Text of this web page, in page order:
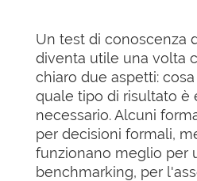
Un test di conoscenza
diventa utile una volta
chiaro due aspetti:
quale tipo di risultato è
necessario. Alcuni
per decisioni formali,
funzionano meglio per
benchmarking, per